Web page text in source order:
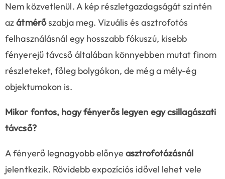
Nem közvetlenül. A kép részletgazdagságát szintén
azátmérőszabja meg. Vizuális és asztrofotós
felhasználásnál egy hosszabb fókuszú, kisebb
fényerejű távcső általában könnyebben mutat finom
részleteket, főleg bolygókon, de még a mély-ég
objektumokon is.
Mikor fontos, hogy fényerős legyen egy csillagászati
távcső?
A fényerő legnagyobb előnye asztrofotózásnál
jelentkezik. Rövidebb expozíciós idővel lehet vele